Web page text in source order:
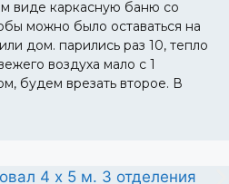
виде каркасную баню со
можно было оставаться на
дом. парились раз 10, тепло
воздуха мало с 1
будем врезать второе. В